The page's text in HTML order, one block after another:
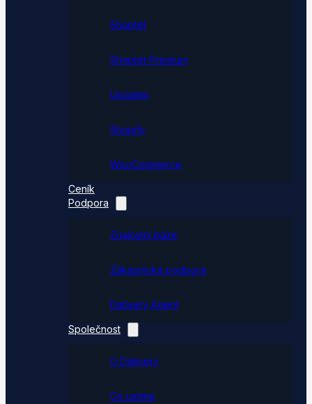
Shoptet
Shoptet Premium
Upgates
Shopify
WooCommerce
Ceník
Podpora
Znalostní báze
Zákaznická podpora
Dativery Agent
Společnost
O Dativery
Co umíme